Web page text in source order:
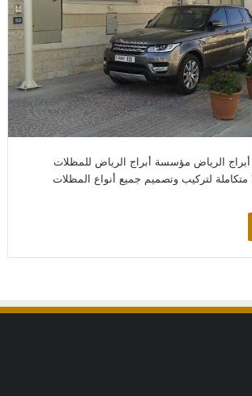
الرياض مؤسسة أبراج الرياض للمظلات
متكاملة لتركيب وتصميم جميع أنواع المظلات